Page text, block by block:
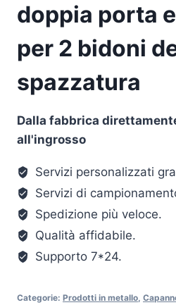
doppia porta
per 2 bidoni
spazzatura
Dalla fabbrica
all'ingrosso
Servizi personalizzati
Servizi di
Spedizione più veloce.
Qualità affidabile.
Supporto 7*24.
Categorie: Prodotti in metallo,